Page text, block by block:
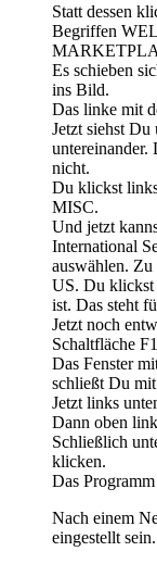
Statt dessen
Begriffen
Es schieben
ins Bild.
Das linke mit
Jetzt siehst
untereinander.
nicht.
Du klickst
MISC.
Und jetzt
International
auswählen. Zu
US. Du klickst
ist. Das steht
Jetzt noch
Schaltfläche
Das Fenster
schließt Du
Jetzt links
Dann oben
Schließlich
klicken.
Das
Nach einem
eingestellt sein.